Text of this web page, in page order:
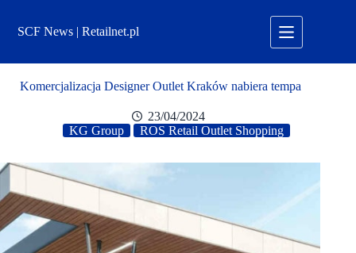
treściSCF News | Retailnet.pl
Komercjalizacja Designer Outlet Kraków nabiera tempa
23/04/2024
KG Group
ROS Retail Outlet Shopping